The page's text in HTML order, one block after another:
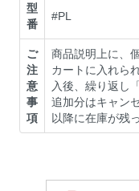
型
番
#PL
ご
注
意
事
項
商品説明上に、
カートに入れら
入後、繰り返し
追加分はキャン
以降に在庫が残